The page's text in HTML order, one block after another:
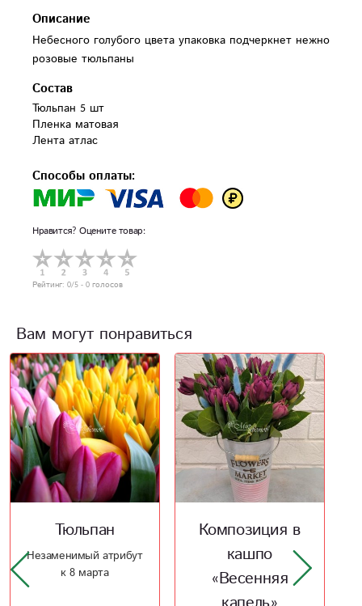
Описание
Небесного голубого цвета упаковка подчеркнет нежно
розовые тюльпаны
Состав
Тюльпан 5 шт
Пленка матовая
Лента атлас
Способы оплаты:
Нравится? Оцените товар:
Рейтинг: 0/5 - 0 голосов
Вам могут понравиться
Композиция в
кашпо
«Весенняя
Тюльпан
Незаменимый атрибут
к 8 марта